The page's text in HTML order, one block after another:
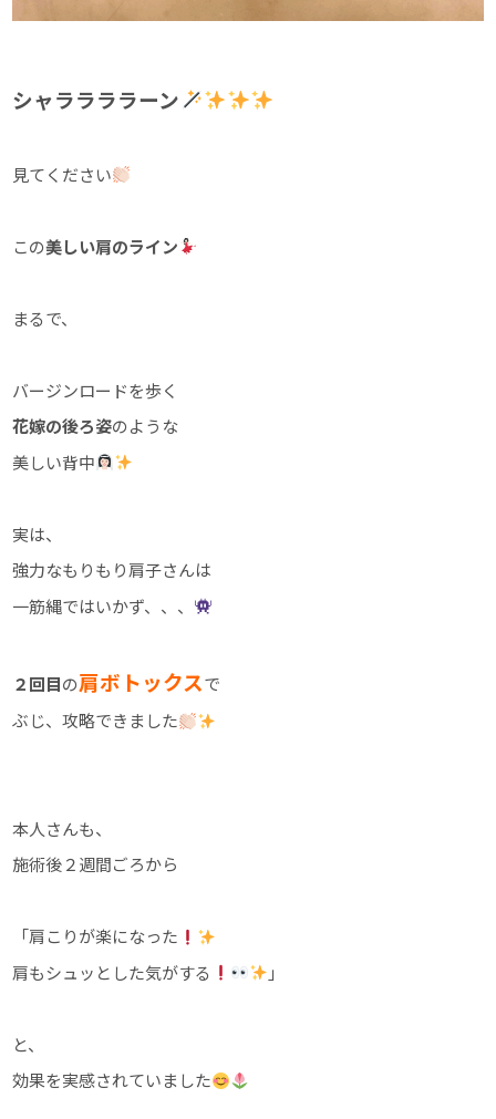
シャララララーン
見てください
この美しい肩のライン
まるで、
バージンロードを歩く
花嫁の後ろ姿のような
美しい背中
実は、
強力なもりもり肩子さんは
一筋縄ではいかず、、、
２回目の肩ボトックスで
ぶじ、攻略できました
本人さんも、
施術後２週間ごろから
「肩こりが楽になった
肩もシュッとした気がする
」
と、
効果を実感されていました